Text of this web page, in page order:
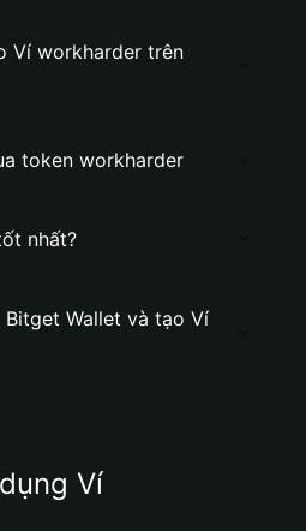
Ví workharder trên
token workharder
nhất?
Wallet và tạo Ví
Ví